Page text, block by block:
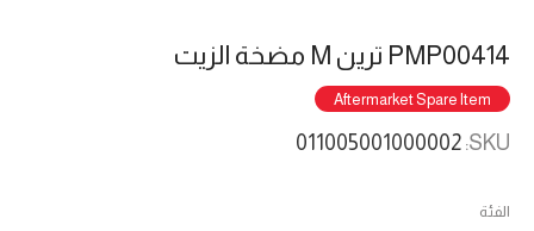
PMP00414 ترين M مضخة الزيت
Aftermarket Spare Item
SKU:
الفئة